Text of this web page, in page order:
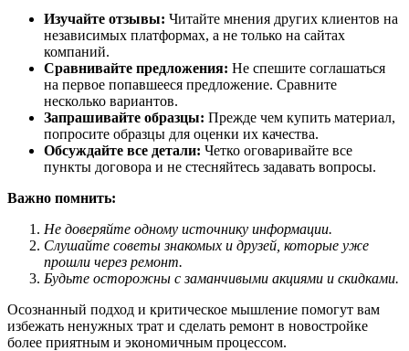
Изучайте отзывы: Читайте мнения других клиентов на
независимых платформах, а не только на сайтах
компаний.
Сравнивайте предложения: Не спешите соглашаться
на первое попавшееся предложение. Сравните
несколько вариантов.
Запрашивайте образцы: Прежде чем купить материал,
попросите образцы для оценки их качества.
Обсуждайте все детали: Четко оговаривайте все
пункты договора и не стесняйтесь задавать вопросы.
Важно помнить:
Не доверяйте одному источнику информации.
Слушайте советы знакомых и друзей, которые уже
прошли через ремонт.
Будьте осторожны с заманчивыми акциями и скидками.
Осознанный подход и критическое мышление помогут вам
избежать ненужных трат и сделать ремонт в новостройке
более приятным и экономичным процессом.